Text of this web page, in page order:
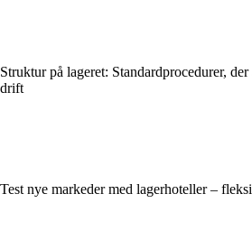
Struktur på lageret: Standardprocedurer,
drift
Test nye markeder med lagerhoteller –